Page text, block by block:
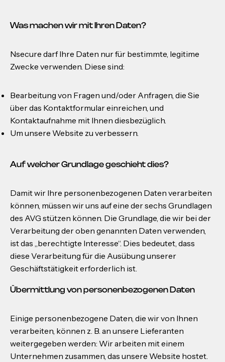
Was machen wir mit Ihren Daten?
Nsecure darf Ihre Daten nur für bestimmte, legitime
Zwecke verwenden. Diese sind:
Bearbeitung von Fragen und/oder Anfragen, die Sie
über das Kontaktformular einreichen, und
Kontaktaufnahme mit Ihnen diesbezüglich.
Um unsere Website zu verbessern.
Auf welcher Grundlage geschieht dies?
Damit wir Ihre personenbezogenen Daten verarbeiten
können, müssen wir uns auf eine der sechs Grundlagen
des AVG stützen können. Die Grundlage, die wir bei der
Verarbeitung der oben genannten Daten verwenden,
ist das „berechtigte Interesse“. Dies bedeutet, dass
diese Verarbeitung für die Ausübung unserer
Geschäftstätigkeit erforderlich ist.
Übermittlung von personenbezogenen Daten
Einige personenbezogene Daten, die wir von Ihnen
verarbeiten, können z. B. an unsere Lieferanten
weitergegeben werden: Wir arbeiten mit einem
Unternehmen zusammen, das unsere Website hostet.